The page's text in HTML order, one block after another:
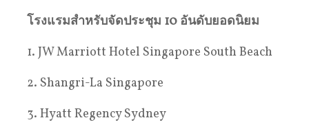
โรงแรมสำหรับจัดประชุม 10 อันดับยอดนิยม
1. JW Marriott Hotel Singapore South Beach
2. Shangri-La Singapore
3. Hyatt Regency Sydney